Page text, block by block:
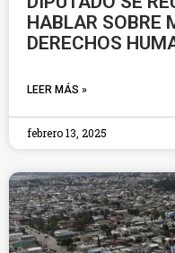
HABLAR SOBRE
DERECHOS
LEER MÁS »
febrero 13, 2025